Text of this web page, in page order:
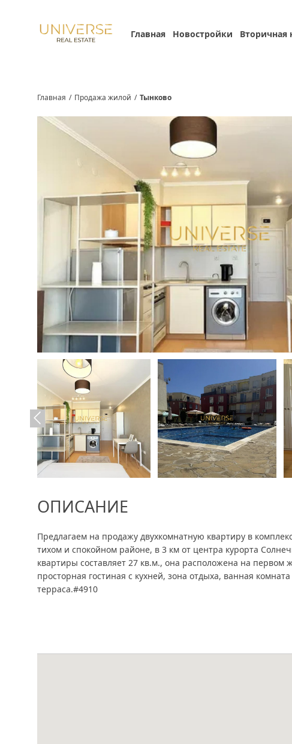
Главная Новостройки Вторичная
Главная / Продажа жилой / Тынково
ОПИСАНИЕ
Предлагаем на продажу двухкомнатную квартиру в
тихом и спокойном районе, в 3 км от центра курорта
квартиры составляет 27 кв.м., она расположена на первом
просторная гостиная с кухней, зона отдыха, ванная
терраса.#4910